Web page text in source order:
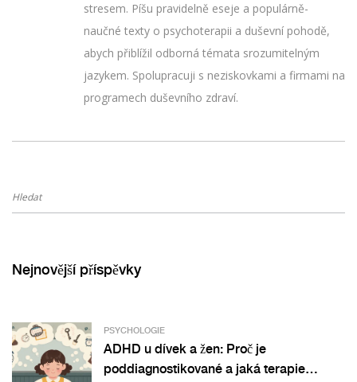
stresem. Píšu pravidelně eseje a populárně-
naučné texty o psychoterapii a duševní pohodě,
abych přiblížil odborná témata srozumitelným
jazykem. Spolupracuji s neziskovkami a firmami na
programech duševního zdraví.
Nejnovější příspěvky
PSYCHOLOGIE
ADHD u dívek a žen: Proč je
poddiagnostikované a jaká terapie